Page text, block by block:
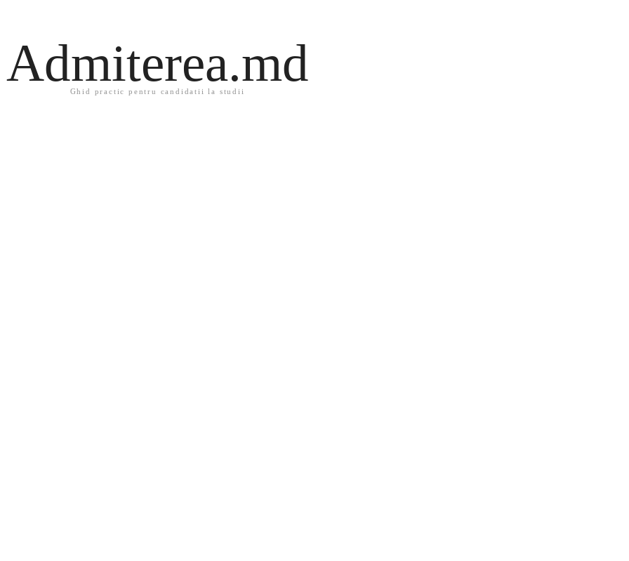
Admiterea.md
Ghid practic pentru candidatii la studii